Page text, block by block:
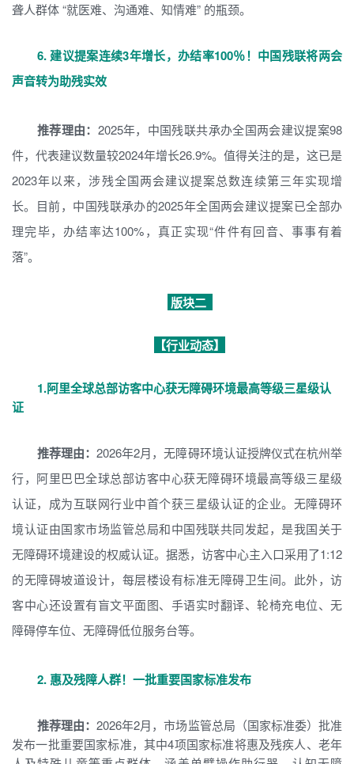
聋人群体 “就医难、沟通难、知情难” 的瓶颈。
6. 建议提案连续3年增长，办结率100％！中国残联将两会
声音转为助残实效
推荐理由： 2025年，中国残联共承办全国两会建议提案98
件，代表建议数量较2024年增长26.9%。值得关注的是，这已是
2023年以来，涉残全国两会建议提案总数连续第三年实现增
长。目前，中国残联承办的2025年全国两会建议提案已全部办
理完毕，办结率达100%，真正实现“件件有回音、事事有着
落”。
版块二
【行业动态】
1.阿里全球总部访客中心获无障碍环境最高等级三星级认
证
推荐理由：2026年2月，无障碍环境认证授牌仪式在杭州举
行，阿里巴巴全球总部访客中心获无障碍环境最高等级三星级
认证，成为互联网行业中首个获三星级认证的企业。无障碍环
境认证由国家市场监管总局和中国残联共同发起，是我国关于
无障碍环境建设的权威认证。据悉，访客中心主入口采用了1:12
的无障碍坡道设计，每层楼设有标准无障碍卫生间。此外，访
客中心还设置有盲文平面图、手语实时翻译、轮椅充电位、无
障碍停车位、无障碍低位服务台等。
2. 惠及残障人群！一批重要国家标准发布
推荐理由：2026年2月，市场监管总局（国家标准委）批准
发布一批重要国家标准，其中4项国家标准将惠及残疾人、老年